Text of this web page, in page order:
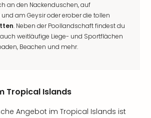
an den Nackenduschen, auf
am Geysir oder erober die tollen
. Neben der Poollandschaft findest du
auch weitläufige Liege- und Sportflächen
Beachen und mehr.
Tropical Islands
Angebot im Tropical Islands ist